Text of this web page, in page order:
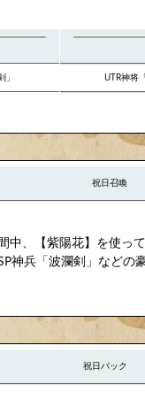
」 UTR神将
祝日召喚
中、【紫陽花】を使っ
神兵「波瀾剣」などの
祝日パック